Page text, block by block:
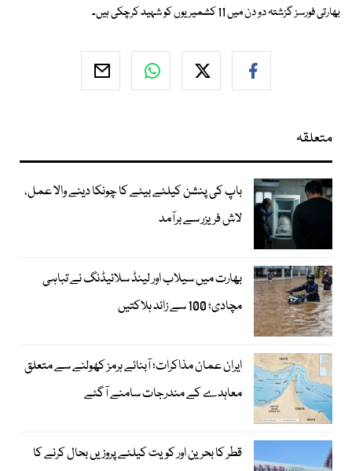
بھارتی فورسز گزشتہ دو دن میں 11 کشمیریوں کو شہید کرچکی ہیں۔
متعلقہ
باپ کی پنشن کیلئے بیٹے کا چونکا دینے والا عمل،
لاش فریزر سے برآمد
بھارت میں سیلاب اور لینڈ سلائیڈنگ نے تباہی
مچادی؛ 100 سے زائد ہلاکتیں
ایران عمان مذاکرات؛ آبنائے ہرمز کھولنے سے متعلق
معاہدے کے مندرجات سامنے آگئے
قطر کا بحرین اور کویت کیلئے پروزیں بحال کرنے کا